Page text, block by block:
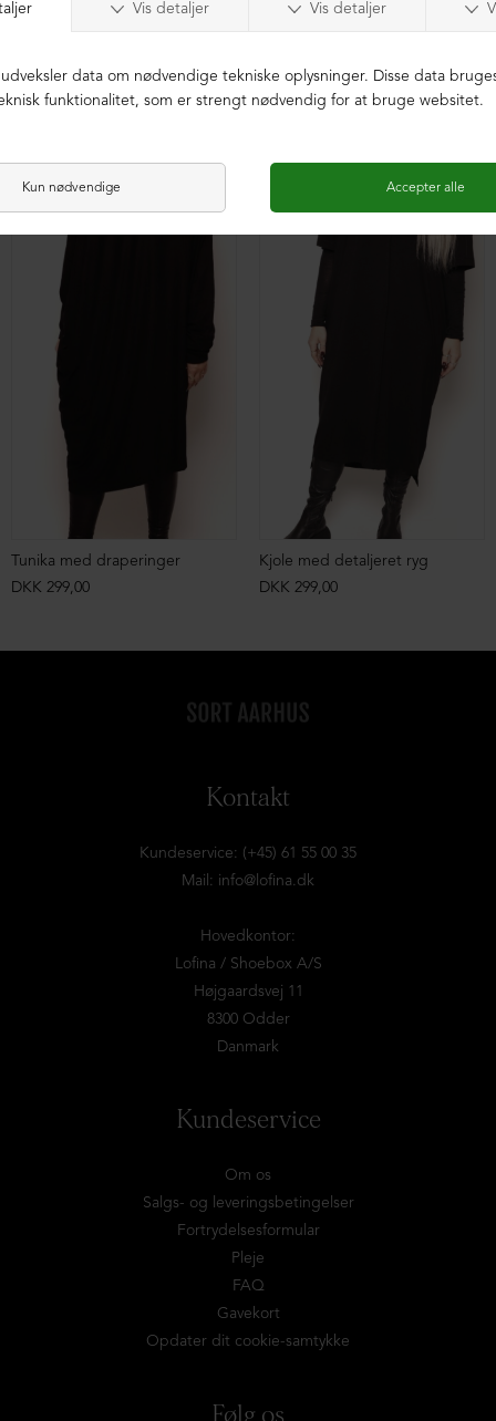
Tunika med draperinger
DKK 299,00
Kjole med detaljeret ryg
DKK 299,00
Kontakt
Kundeservice: (+45) 61 55 00 35
Mail: info@lofina.dk
Hovedkontor:
Lofina / Shoebox A/S
Højgaardsvej 11
8300 Odder
Danmark
Kundeservice
Om os
Salgs- og leveringsbetingelser
Fortrydelsesformular
Pleje
FAQ
Gavekort
Opdater dit cookie-samtykke
Følg os